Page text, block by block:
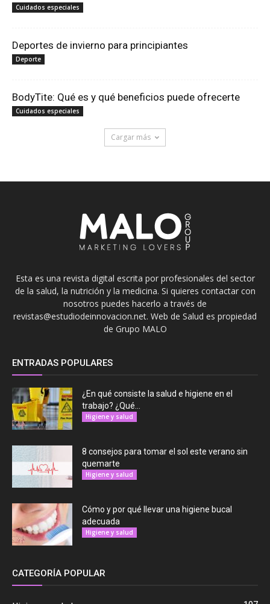
Cuidados especiales
Deportes de invierno para principiantes
Deporte
BodyTite: Qué es y qué beneficios puede ofrecerte
Cuidados especiales
Cargar más
Esta es una revista digital escrita por profesionales del sector
de la salud, la nutrición y la medicina. Si quieres contactar con
nosotros puedes hacerlo a través de
revistas@estudiodeinnovacion.net. Web de Salud es propiedad
de Grupo MALO
ENTRADAS POPULARES
¿En qué consiste la salud e higiene en el
trabajo? ¿Qué...
Higiene y salud
8 consejos para tomar el sol este verano sin
quemarte
Higiene y salud
Cómo y por qué llevar una higiene bucal
adecuada
Higiene y salud
CATEGORÍA POPULAR